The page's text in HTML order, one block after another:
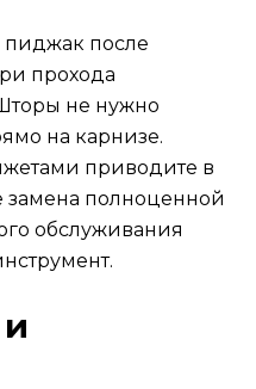
пиджак после
прохода
не нужно
на карнизе.
приводите в
замена полноценной
обслуживания